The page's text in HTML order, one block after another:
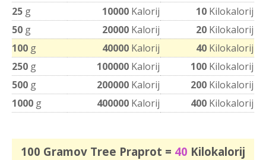
25 g 10000 Kalorij 10 Kilokalorij
50 g 20000 Kalorij 20 Kilokalorij
100 g 40000 Kalorij 40 Kilokalorij
250 g 100000 Kalorij 100 Kilokalorij
500 g 200000 Kalorij 200 Kilokalorij
1000 g 400000 Kalorij 400 Kilokalorij
100 Gramov Tree Praprot = 40 Kilokalorij